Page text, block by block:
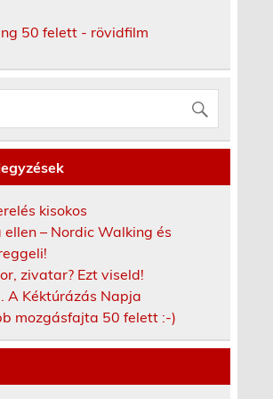
50 felett - rövidfilm
kisokos
ellen – Nordic Walking és
zivatar? Ezt viseld!
A Kéktúrázás Napja
mozgásfajta 50 felett :-)